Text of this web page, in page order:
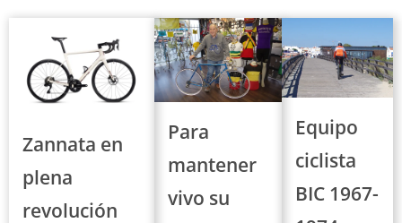
Zannata en
plena
revolución
Para
mantener
vivo su
Equipo
ciclista
BIC 1967-